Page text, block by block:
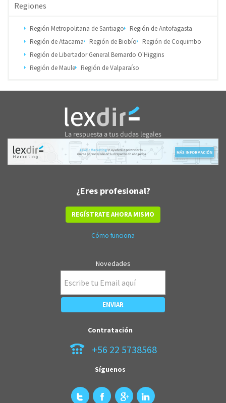
Regiones
Región Metropolitana de Santiago
Región de Antofagasta
Región de Atacama
Región de Biobío
Región de Coquimbo
Región de Libertador General Bernardo O'Higgins
Región de Maule
Región de Valparaíso
¿Eres profesional?
REGÍSTRATE AHORA MISMO
Cómo funciona
Novedades
Contratación
+56 22 5738568
Síguenos